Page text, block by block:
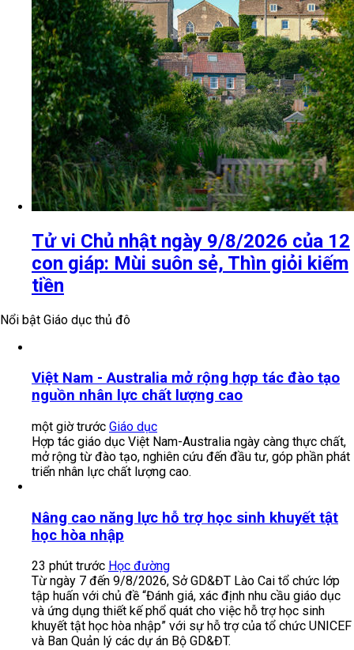
Tử vi Chủ nhật ngày 9/8/2026 của 12
con giáp: Mùi suôn sẻ, Thìn giỏi kiếm
tiền
Nổi bật Giáo dục thủ đô
Việt Nam - Australia mở rộng hợp tác đào tạo
nguồn nhân lực chất lượng cao
một giờ trước Giáo dục
Hợp tác giáo dục Việt Nam-Australia ngày càng thực chất,
mở rộng từ đào tạo, nghiên cứu đến đầu tư, góp phần phát
triển nhân lực chất lượng cao.
Nâng cao năng lực hỗ trợ học sinh khuyết tật
học hòa nhập
23 phút trước Học đường
Từ ngày 7 đến 9/8/2026, Sở GD&ĐT Lào Cai tổ chức lớp
tập huấn với chủ đề “Đánh giá, xác định nhu cầu giáo dục
và ứng dụng thiết kế phổ quát cho việc hỗ trợ học sinh
khuyết tật học hòa nhập” với sự hỗ trợ của tổ chức UNICEF
và Ban Quản lý các dự án Bộ GD&ĐT.